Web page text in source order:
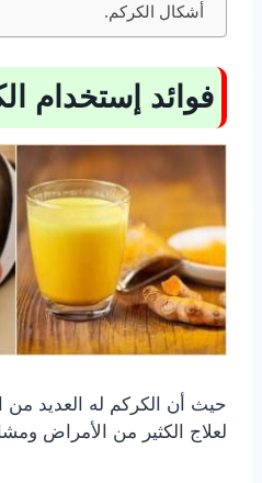
أشكال الكركم.
فوائد إستخدام
حيث أن الكركم له العديد من
لعلاج الكثير من الأمراض